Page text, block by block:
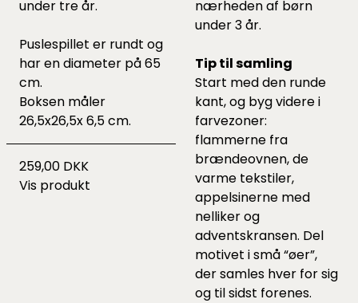
under tre år.
Puslespillet er rundt og
har en diameter på 65
cm.
Boksen måler
26,5x26,5x 6,5 cm.
259,00 DKK
Vis produkt
nærheden af børn
under 3 år.
Tip til samling
Start med den runde
kant, og byg videre i
farvezoner:
flammerne fra
brændeovnen, de
varme tekstiler,
appelsinerne med
nelliker og
adventskransen. Del
motivet i små “øer”,
der samles hver for sig
og til sidst forenes.